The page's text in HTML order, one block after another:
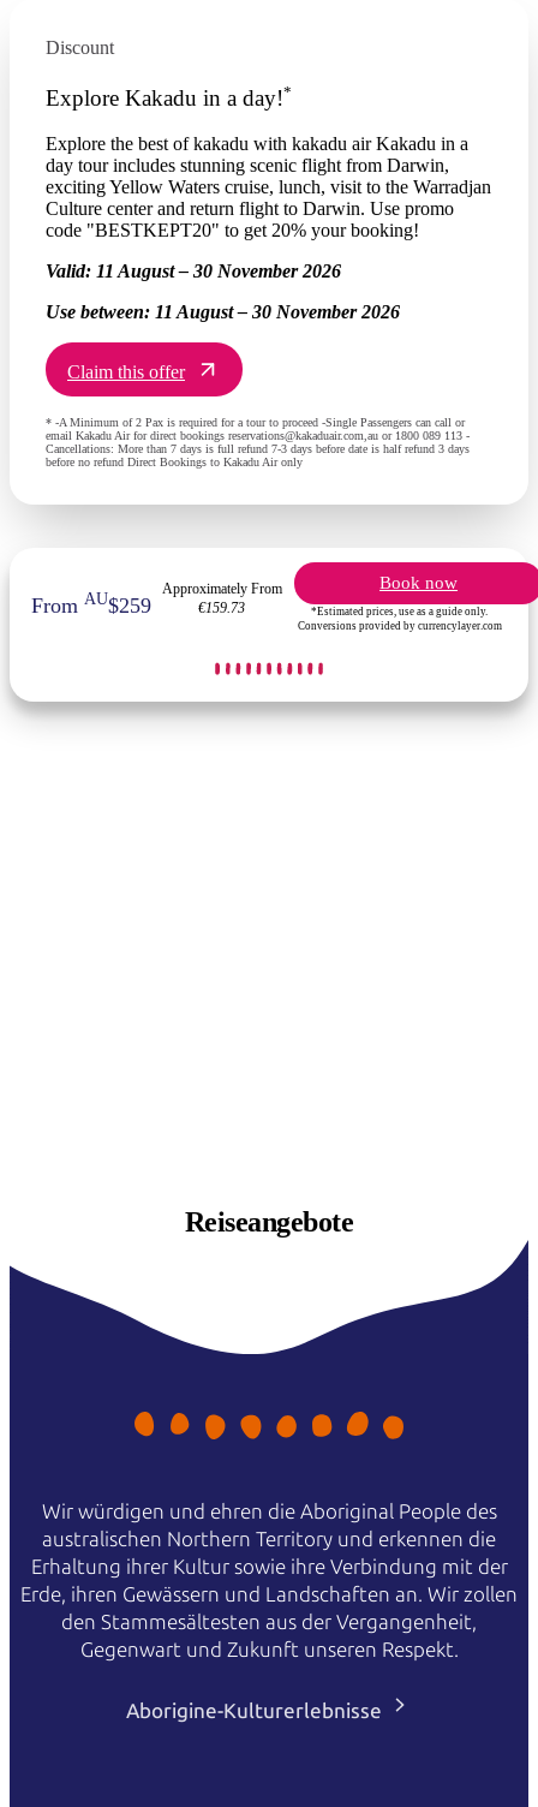
Discount
Explore Kakadu in a day!*
Explore the best of kakadu with kakadu air Kakadu in a
day tour includes stunning scenic flight from Darwin,
exciting Yellow Waters cruise, lunch, visit to the Warradjan
Culture center and return flight to Darwin. Use promo
code "BESTKEPT20" to get 20% your booking!
Valid: 11 August – 30 November 2026
Use between: 11 August – 30 November 2026
Claim this offer
* -A Minimum of 2 Pax is required for a tour to proceed -Single Passengers can call or
email Kakadu Air for direct bookings reservations@kakaduair.com,au or 1800 089 113 -
Cancellations: More than 7 days is full refund 7-3 days before date is half refund 3 days
before no refund Direct Bookings to Kakadu Air only
FromAU$259
Approximately From
€159.73
Book now
*Estimated prices, use as a guide only.
Conversions provided by currencylayer.com
Reiseangebote
Wir würdigen und ehren die Aboriginal People des
australischen Northern Territory und erkennen die
Erhaltung ihrer Kultur sowie ihre Verbindung mit der
Erde, ihren Gewässern und Landschaften an. Wir zollen
den Stammesältesten aus der Vergangenheit,
Gegenwart und Zukunft unseren Respekt.
Aborigine-Kulturerlebnisse